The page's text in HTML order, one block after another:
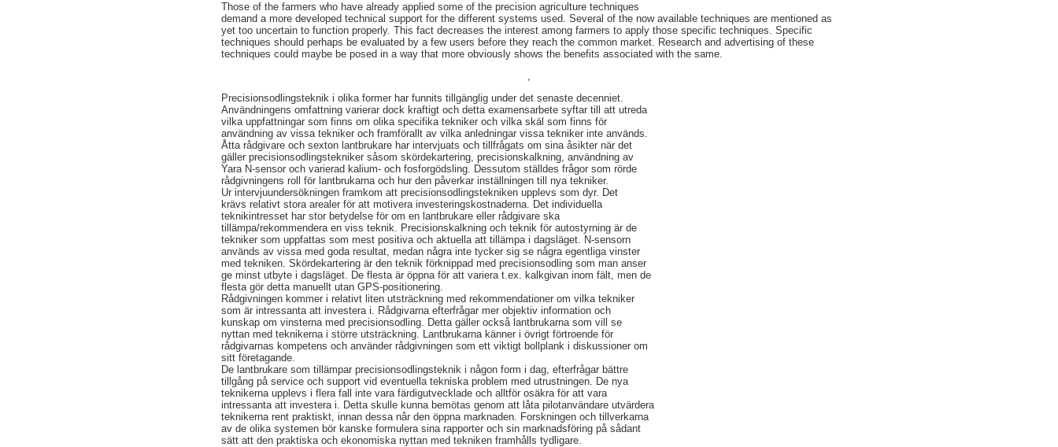
Those of the farmers who have already applied some of the precision agriculture techniques
demand a more developed technical support for the different systems used. Several of the now available techniques are mentioned as
yet too uncertain to function properly. This fact decreases the interest among farmers to apply those specific techniques. Specific
techniques should perhaps be evaluated by a few users before they reach the common market. Research and advertising of these
techniques could maybe be posed in a way that more obviously shows the benefits associated with the same.
Precisionsodlingsteknik i olika former har funnits tillgänglig under det senaste decenniet.
Användningens omfattning varierar dock kraftigt och detta examensarbete syftar till att utreda
vilka uppfattningar som finns om olika specifika tekniker och vilka skäl som finns för
användning av vissa tekniker och framförallt av vilka anledningar vissa tekniker inte används.
Åtta rådgivare och sexton lantbrukare har intervjuats och tillfrågats om sina åsikter när det
gäller precisionsodlingstekniker såsom skördekartering, precisionskalkning, användning av
Yara N-sensor och varierad kalium- och fosforgödsling. Dessutom ställdes frågor som rörde
rådgivningens roll för lantbrukarna och hur den påverkar inställningen till nya tekniker.
Ur intervjuundersökningen framkom att precisionsodlingstekniken upplevs som dyr. Det
krävs relativt stora arealer för att motivera investeringskostnaderna. Det individuella
teknikintresset har stor betydelse för om en lantbrukare eller rådgivare ska
tillämpa/rekommendera en viss teknik. Precisionskalkning och teknik för autostyrning är de
tekniker som uppfattas som mest positiva och aktuella att tillämpa i dagsläget. N-sensorn
används av vissa med goda resultat, medan några inte tycker sig se några egentliga vinster
med tekniken. Skördekartering är den teknik förknippad med precisionsodling som man anser
ge minst utbyte i dagsläget. De flesta är öppna för att variera t.ex. kalkgivan inom fält, men de
flesta gör detta manuellt utan GPS-positionering.
Rådgivningen kommer i relativt liten utsträckning med rekommendationer om vilka tekniker
som är intressanta att investera i. Rådgivarna efterfrågar mer objektiv information och
kunskap om vinsterna med precisionsodling. Detta gäller också lantbrukarna som vill se
nyttan med teknikerna i större utsträckning. Lantbrukarna känner i övrigt förtroende för
rådgivarnas kompetens och använder rådgivningen som ett viktigt bollplank i diskussioner om
sitt företagande.
De lantbrukare som tillämpar precisionsodlingsteknik i någon form i dag, efterfrågar bättre
tillgång på service och support vid eventuella tekniska problem med utrustningen. De nya
teknikerna upplevs i flera fall inte vara färdigutvecklade och alltför osäkra för att vara
intressanta att investera i. Detta skulle kunna bemötas genom att låta pilotanvändare utvärdera
teknikerna rent praktiskt, innan dessa når den öppna marknaden. Forskningen och tillverkarna
av de olika systemen bör kanske formulera sina rapporter och sin marknadsföring på sådant
sätt att den praktiska och ekonomiska nyttan med tekniken framhålls tydligare.